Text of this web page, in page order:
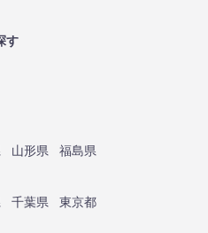
す
山形県
福島県
千葉県
東京都